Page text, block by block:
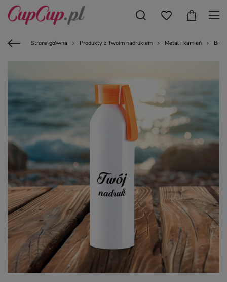
Strona główna Produkty z Twoim nadrukiem Metal i kamień